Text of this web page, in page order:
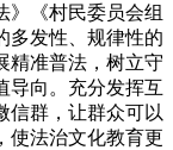
》《村民委员会组
多发性、规律性的
精准普法，树立守
导向。充分发挥互
信群，让群众可以
使法治文化教育更